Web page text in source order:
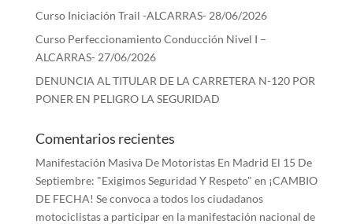
Curso Iniciación Trail -ALCARRAS- 28/06/2026
Curso Perfeccionamiento Conducción Nivel I –
ALCARRAS- 27/06/2026
DENUNCIA AL TITULAR DE LA CARRETERA N-120 POR
PONER EN PELIGRO LA SEGURIDAD
Comentarios recientes
Manifestación Masiva De Motoristas En Madrid El 15 De
Septiembre: "Exigimos Seguridad Y Respeto" en ¡CAMBIO
DE FECHA! Se convoca a todos los ciudadanos
motociclistas a participar en la manifestación nacional de